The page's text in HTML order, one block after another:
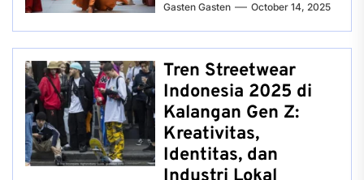
Gasten Gasten October 14, 2025
Tren Streetwear
Indonesia 2025 di
Kalangan Gen Z:
Kreativitas,
Identitas, dan